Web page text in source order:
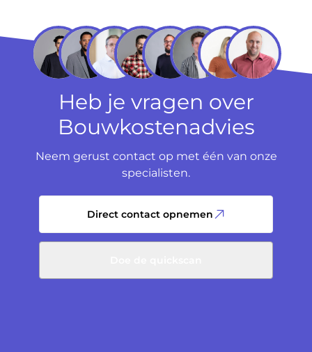
Heb je vragen over
Bouwkostenadvies
Neem gerust contact op met één van onze
specialisten.
Direct contact opnemen